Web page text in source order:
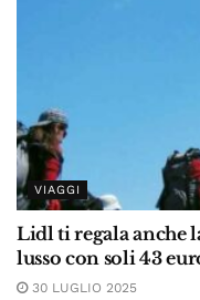
VIAGGI
Lidl ti regala anche
lusso con soli 43
30 LUGLIO 2025